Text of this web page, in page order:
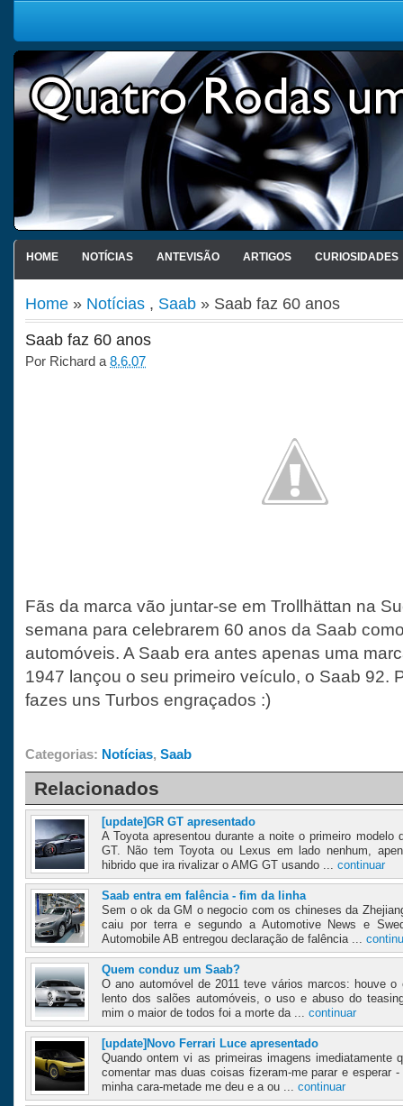
HOME NOTÍCIAS ANTEVISÃO ARTIGOS CURIOSIDADES
Home » Notícias , Saab » Saab faz 60 anos
Saab faz 60 anos
Por Richard a 8.6.07
Fãs da marca vão juntar-se em Trollhättan na
semana para celebrarem 60 anos da Saab
automóveis. A Saab era antes apenas uma
1947 lançou o seu primeiro veículo, o Saab 92.
fazes uns Turbos engraçados :)
Categorias: Notícias, Saab
Relacionados
[update]GR GT apresentado
A Toyota apresentou durante a noite o primeiro modelo
GT. Não tem Toyota ou Lexus em lado nenhum,
hibrido que ira rivalizar o AMG GT usando ... continuar
Saab entra em falência - fim da linha
Sem o ok da GM o negocio com os chineses da
caiu por terra e segundo a Automotive News e
Automobile AB entregou declaração de falência ...
Quem conduz um Saab?
O ano automóvel de 2011 teve vários marcos: houve
lento dos salões automóveis, o uso e abuso do
mim o maior de todos foi a morte da ... continuar
[update]Novo Ferrari Luce apresentado
Quando ontem vi as primeiras imagens imediatamente
comentar mas duas coisas fizeram-me parar e esperar
minha cara-metade me deu e a ou ... continuar